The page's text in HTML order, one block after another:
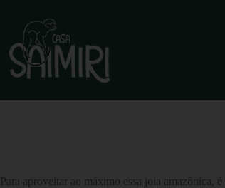
Para aproveitar ao máximo essa joia amazônica,